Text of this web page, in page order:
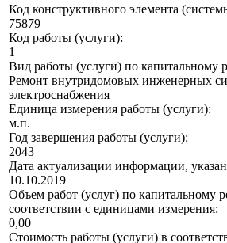
Код конструктивного элемента
75879
Код работы (услуги):
1
Вид работы (услуги) по капитальному
Ремонт внутридомовых инженерных
электроснабжения
Единица измерения работы (услуги):
м.п.
Год завершения работы (услуги):
2043
Дата актуализации информации,
10.10.2019
Объем работ (услуг) по капитальному
соответствии с единицами измерения:
0,00
Стоимость работы (услуги) в